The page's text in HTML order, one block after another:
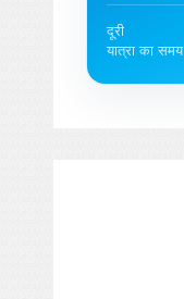
दूरी
यात्रा का समय